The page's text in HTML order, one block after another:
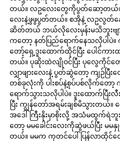
တယ်။ လဥလေးတွေကိုပွတ်ဆော့တယ်
လေးနဲ့ဖွဖွပွတ်တယ်။ စအိုနဲ့ လဥလွတ်
ဆိတ်တယ် ဘယ်လိုလေးမှန်းမသိဘူးဗျာ
ကတော့ နတ်ပြည်ရောက်နေသလိုပါပဲ
တော့်ရှေ့ဒူးထောက်ထိုင်ပြီး ပေါင်ကာ
တယ်။ ပုဆိုးထဲလျိုဝင်ပြီး ပုလွေကိုင်တ
လျှာဖျားလေးနဲ့ ပွတ်ဆွဲတော့ ကျဉ်ပြီ
တစ်ခုလုံးကို ပါးစပ်နဲ့စုပ်ပစ်လိုက်တေ
ရောက်သွားသလိုပါပဲ။ ဒူးထောက်ပြီး
ပြီး ကျွန်တော်အရမ်းချစ်မိသွားတယ်
အဒေါ်ကြီးနိုးမှာစိုးလို့ အသံမထွက်ရဲဘူးဗ
တော့ မမခေါင်းလေးကိုဆွဲဖယ်ပြီး မ
တယ်။ မမက ကုတင်ပေါ်ပြန်လာထိုင်တေ